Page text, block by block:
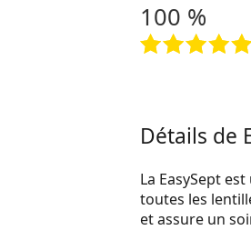
100 %
Détails de
La EasySept
toutes les
et assure un